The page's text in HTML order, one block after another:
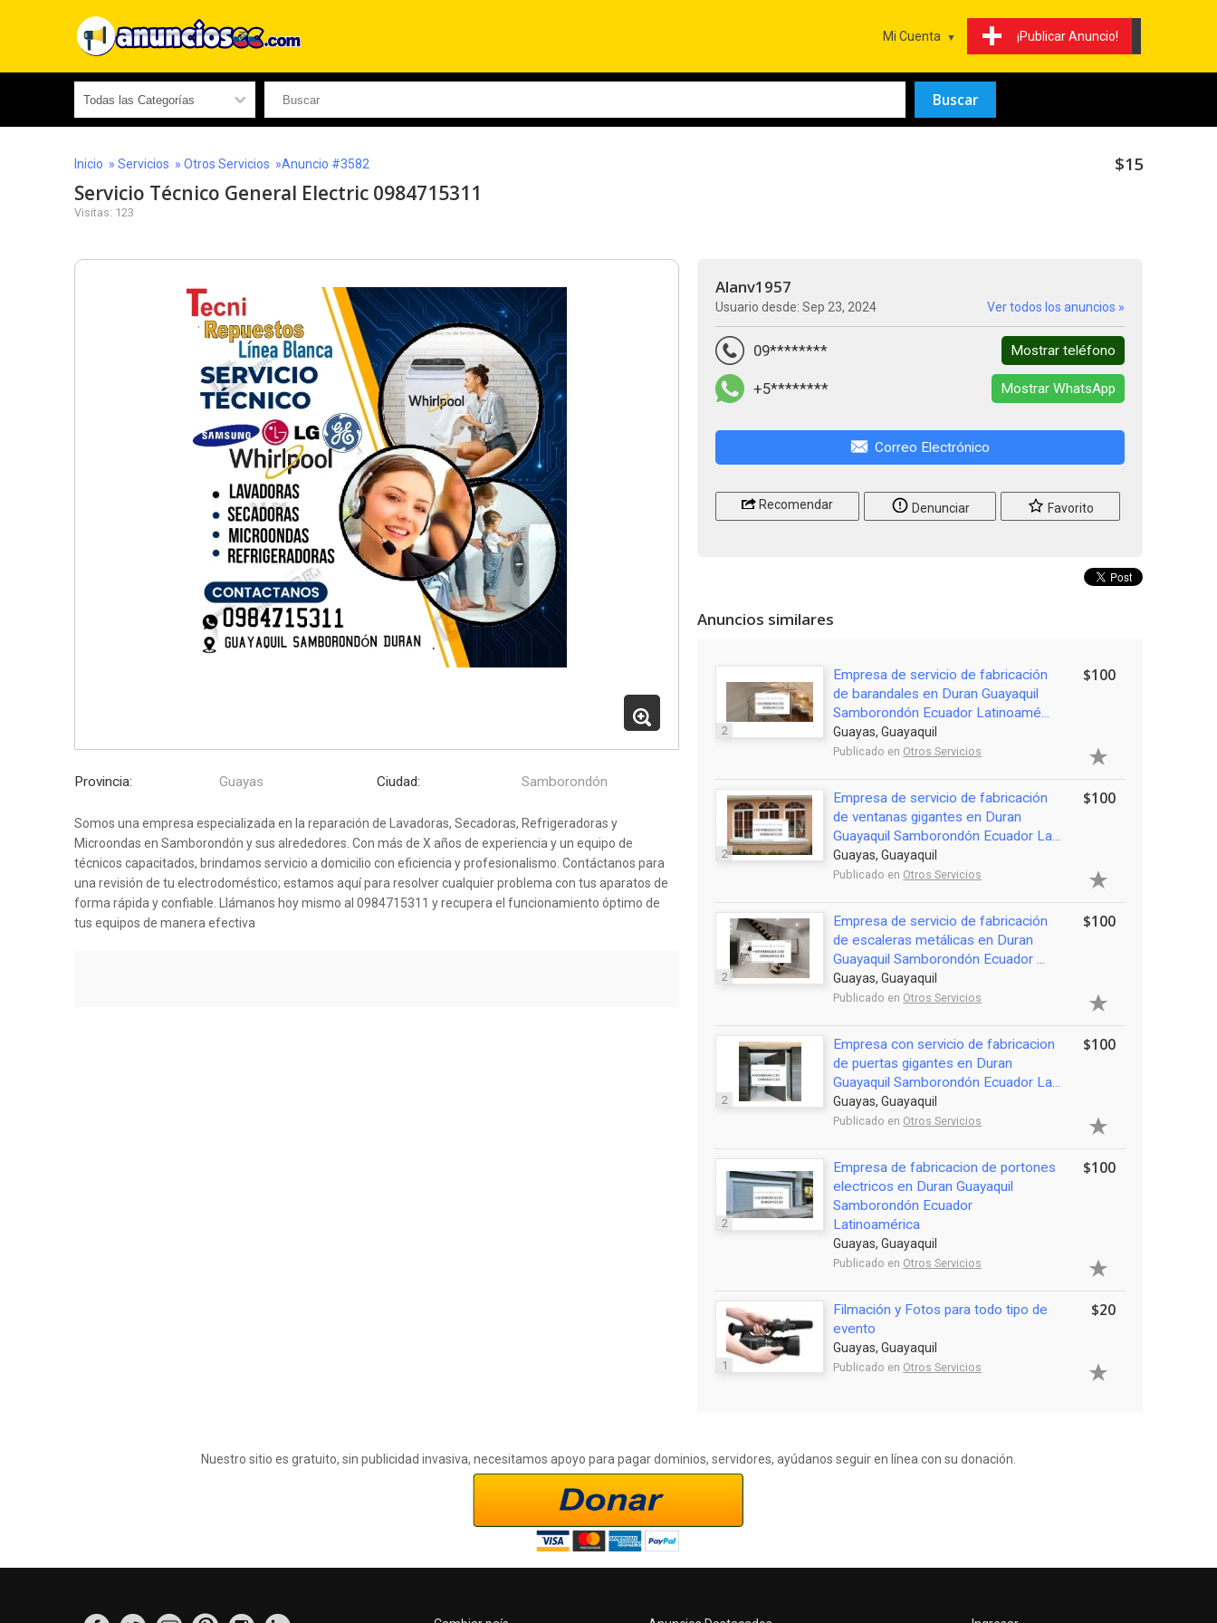
¡Publicar Anuncio!
Mi Cuenta
Inicio » Servicios » Otros Servicios »Anuncio #3582 $15
Servicio Técnico General Electric 0984715311
Visitas: 123
Provincia: Guayas Ciudad: Samborondón
Somos una empresa especializada en la reparación de Lavadoras, Secadoras, Refrigeradoras y
Microondas en Samborondón y sus alrededores. Con más de X años de experiencia y un equipo de
técnicos capacitados, brindamos servicio a domicilio con eficiencia y profesionalismo. Contáctanos para
una revisión de tu electrodoméstico; estamos aquí para resolver cualquier problema con tus aparatos de
forma rápida y confiable. Llámanos hoy mismo al 0984715311 y recupera el funcionamiento óptimo de
tus equipos de manera efectiva
Alanv1957
Usuario desde: Sep 23, 2024 Ver todos los anuncios »
09******** Mostrar teléfono
+5******** Mostrar WhatsApp
Correo Electrónico
Recomendar Denunciar Favorito
Anuncios similares
2
Empresa de servicio de fabricación
de barandales en Duran Guayaquil
Samborondón Ecuador Latinoamé...
Guayas, Guayaquil
Publicado en Otros Servicios
$100
2
Empresa de servicio de fabricación
de ventanas gigantes en Duran
Guayaquil Samborondón Ecuador La...
Guayas, Guayaquil
Publicado en Otros Servicios
$100
2
Empresa de servicio de fabricación
de escaleras metálicas en Duran
Guayaquil Samborondón Ecuador ...
Guayas, Guayaquil
Publicado en Otros Servicios
$100
2
Empresa con servicio de fabricacion
de puertas gigantes en Duran
Guayaquil Samborondón Ecuador La...
Guayas, Guayaquil
Publicado en Otros Servicios
$100
2
Empresa de fabricacion de portones
electricos en Duran Guayaquil
Samborondón Ecuador
Latinoamérica
Guayas, Guayaquil
Publicado en Otros Servicios
$100
1
Filmación y Fotos para todo tipo de
evento
Guayas, Guayaquil
Publicado en Otros Servicios
$20
Nuestro sitio es gratuito, sin publicidad invasiva, necesitamos apoyo para pagar dominios, servidores, ayúdanos seguir en línea con su donación.